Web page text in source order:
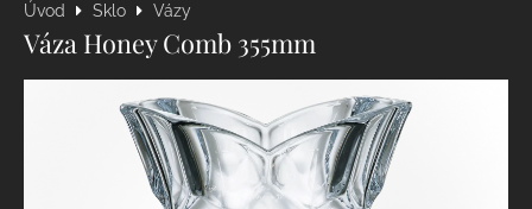
Úvod Sklo Vázy
Váza Honey Comb 355mm